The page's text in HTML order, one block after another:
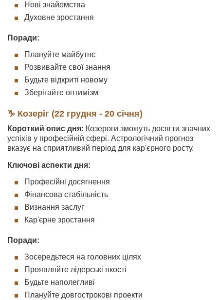
Нові знайомства
Духовне зростання
Поради:
Плануйте майбутнє
Розвивайте свої знання
Будьте відкриті новому
Зберігайте оптимізм
♑ Козеріг (22 грудня - 20 січня)
Короткий опис дня: Козероги зможуть досягти значних
успіхів у професійній сфері. Астрологічний прогноз
вказує на сприятливий період для кар'єрного росту.
Ключові аспекти дня:
Професійні досягнення
Фінансова стабільність
Визнання заслуг
Кар'єрне зростання
Поради:
Зосередьтеся на головних цілях
Проявляйте лідерські якості
Будьте наполегливі
Плануйте довгострокові проекти